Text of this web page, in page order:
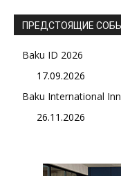
ПРЕДСТОЯЩИЕ
Baku ID 2026
17.09.2026
Baku International
26.11.2026